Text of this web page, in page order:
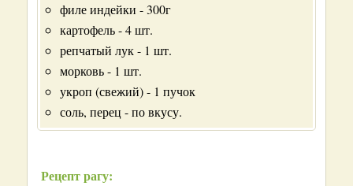
филе индейки - 300г
картофель - 4 шт.
репчатый лук - 1 шт.
морковь - 1 шт.
укроп (свежий) - 1 пучок
соль, перец - по вкусу.
Рецепт рагу: